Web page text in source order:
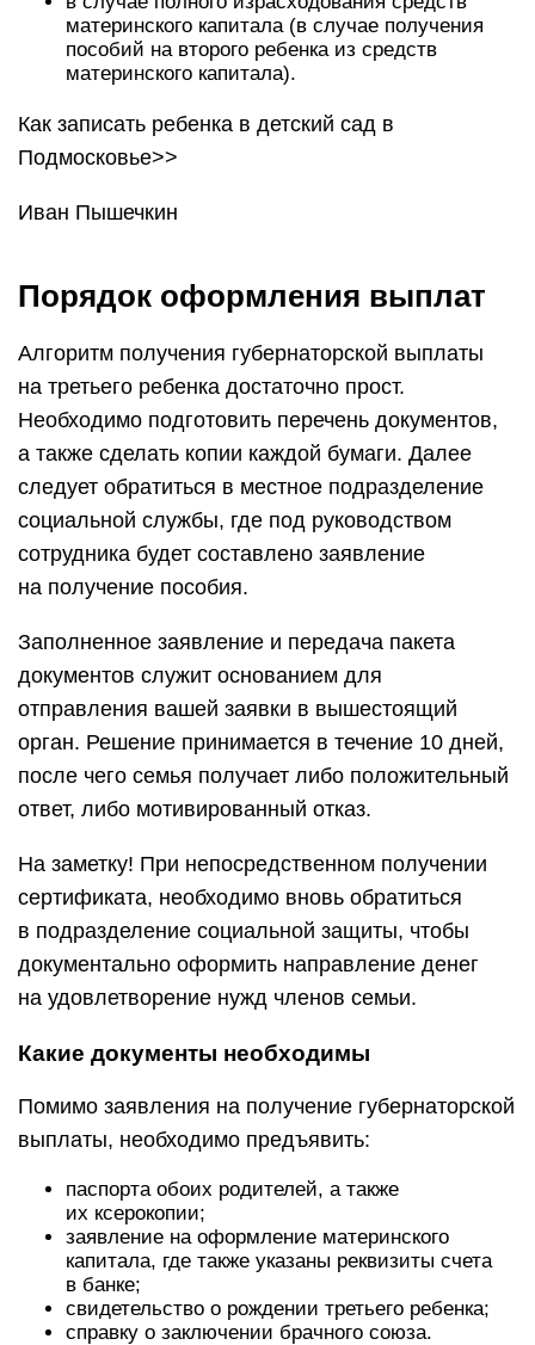
материнского капитала (в случае получения
пособий на второго ребенка из средств
материнского капитала).
Как записать ребенка в детский сад в
Подмосковье>>
Иван Пышечкин
Порядок оформления выплат
Алгоритм получения губернаторской выплаты
на третьего ребенка достаточно прост.
Необходимо подготовить перечень документов,
а также сделать копии каждой бумаги. Далее
следует обратиться в местное подразделение
социальной службы, где под руководством
сотрудника будет составлено заявление
на получение пособия.
Заполненное заявление и передача пакета
документов служит основанием для
отправления вашей заявки в вышестоящий
орган. Решение принимается в течение 10 дней,
после чего семья получает либо положительный
ответ, либо мотивированный отказ.
На заметку! При непосредственном получении
сертификата, необходимо вновь обратиться
в подразделение социальной защиты, чтобы
документально оформить направление денег
на удовлетворение нужд членов семьи.
Какие документы необходимы
Помимо заявления на получение губернаторской
выплаты, необходимо предъявить:
паспорта обоих родителей, а также
их ксерокопии;
заявление на оформление материнского
капитала, где также указаны реквизиты счета
в банке;
свидетельство о рождении третьего ребенка;
справку о заключении брачного союза.